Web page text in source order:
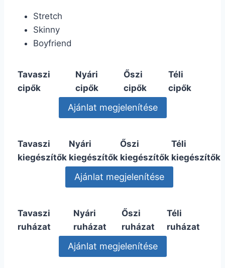
Stretch
Skinny
Boyfriend
Tavaszi
cipők
Nyári
cipők
Őszi
cipők
Téli
cipők
Tavaszi
kiegészítők
Nyári
kiegészítők
Őszi
kiegészítők
Téli
kiegészítők
Tavaszi
ruházat
Nyári
ruházat
Őszi
ruházat
Téli
ruházat